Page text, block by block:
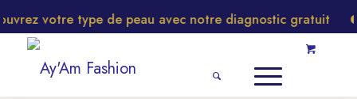
votre type de peau avec notre diagnostic gratuit